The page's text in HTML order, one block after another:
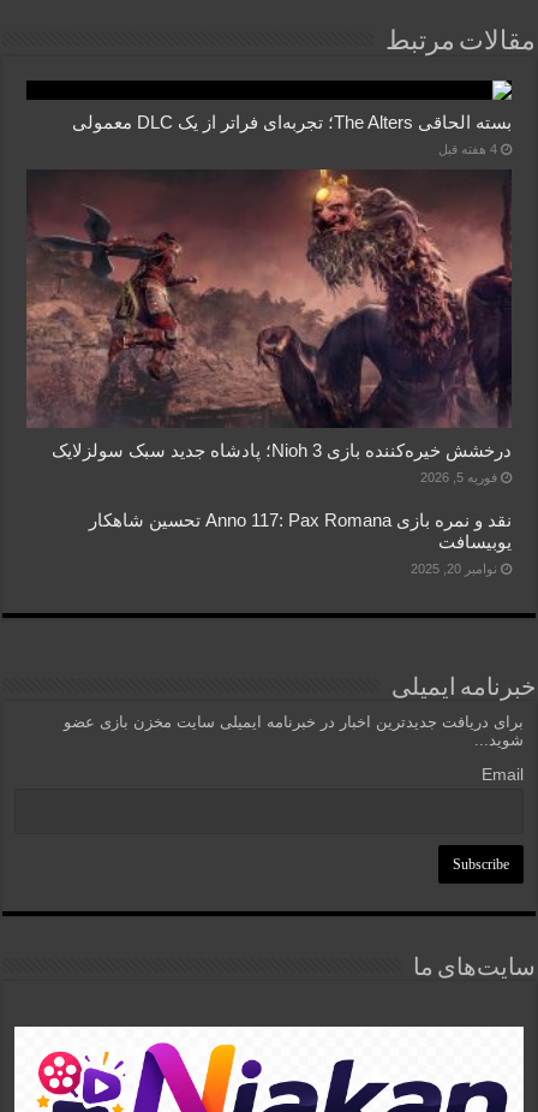
مقالات مرتبط
بسته الحاقی The Alters؛ تجربه‌ای فراتر از یک DLC معمولی
4 هفته قبل
درخشش خیره‌کننده بازی Nioh 3؛ پادشاه جدید سبک سولزلایک
فوریه 5, 2026
نقد و نمره بازی Anno 117: Pax Romana تحسین شاهکار
یوبیسافت
نوامبر 20, 2025
خبرنامه ایمیلی
برای دریافت جدیدترین اخبار در خبرنامه ایمیلی سایت مخزن بازی عضو
شوید...
Email
سایت‌های ما